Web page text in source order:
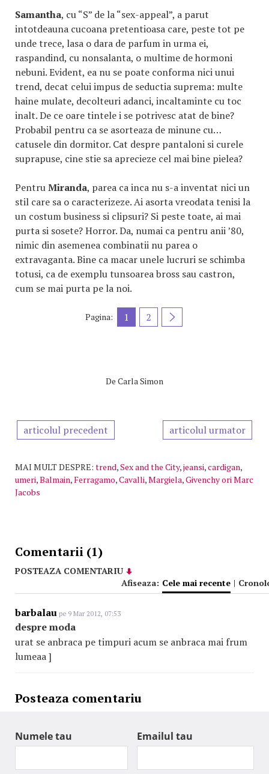
Samantha, cu “S” de la “sex-appeal”, a parut
intotdeauna cucoana pretentioasa care, peste tot pe
unde trece, lasa o dara de parfum in urma ei,
raspandind, cu nonsalanta, o multime de hormoni
nebuni. Evident, ea nu se poate conforma nici unui
trend, decat celui impus de seductia suprema: multe
haine mulate, decolteuri adanci, incaltaminte cu toc
inalt. De ce oare tintele i se potrivesc atat de bine?
Probabil pentru ca se asorteaza de minune cu…
catusele din dormitor. Cat despre pantaloni si curele
suprapuse, cine stie sa aprecieze cel mai bine pielea?
PentruMiranda, parea ca inca nu s-a inventat nici un
stil care sa o caracterizeze. Ai asorta vreodata tenisi la
un costum business si clipsuri? Si peste toate, ai mai
purta si sosete? Horror. Da, numai ca pentru anii ’80,
nimic din asemenea combinatii nu parea o
extravaganta. Bine ca macar unele lucruri se schimba
totusi, ca de exemplu tunsoarea bross sau castron,
cum se mai purta pe la noi.
Pagina: 1 2
De Carla Simon
articolul precedent articolul urmator
MAI MULT DESPRE: trend,Sex and the City,jeansi,cardigan,
umeri,Balmain,Ferragamo,Cavalli,Margiela,Givenchy ori Marc
Jacobs
Comentarii (1)
POSTEAZA COMENTARIU
Afiseaza: Cele mai recente |
barbalau pe 9 Mar 2012, 07:53
despre moda
urat se anbraca pe timpuri acum se anbraca mai frum
lumeaa ]
Posteaza comentariu
Numele tau Emailul tau